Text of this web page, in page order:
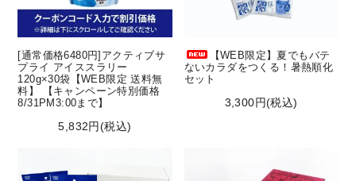
[通常価格6480円]アクティブサ
プライ アイススラリー
120g×30袋【WEB限定 送料無
料】 【キャンペーン特別価格
8/31PM3:00まで】
5,832円(税込)
【WEB限定】夏でもバテ
ないカラダをつくる！暑熱順化
セット
3,300円(税込)